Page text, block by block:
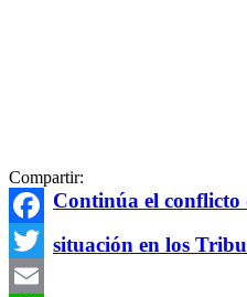
Continúa el conflicto
situación en los
Compartir:
Facebook
Twitter